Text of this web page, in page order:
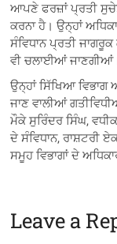
ਆਪਣੇ ਫਰਜ਼ਾਂ ਪ੍ਰਤੀ
ਕਰਨਾ ਹੈ। ਉਨ੍ਹਾਂ
ਸੰਵਿਧਾਨ ਪ੍ਰਤੀ
ਵੀ ਚਲਾਈਆਂ
ਉਨ੍ਹਾਂ ਸਿੱਖਿਆ
ਜਾਣ ਵਾਲੀਆਂ
ਮੌਕੇ ਸੁਰਿੰਦਰ ਸਿੰਘ,
ਦੇ ਸੰਵਿਧਾਨ, ਰਾਸ਼ਟਰੀ
ਸਮੂਹ ਵਿਭਾਗਾਂ ਦੇ
Leave a